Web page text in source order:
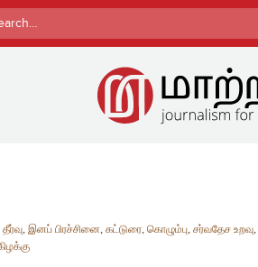
, இனப் பிரச்சினை, கட்டுரை, கொழும்பு, சர்வதேச உறவு,